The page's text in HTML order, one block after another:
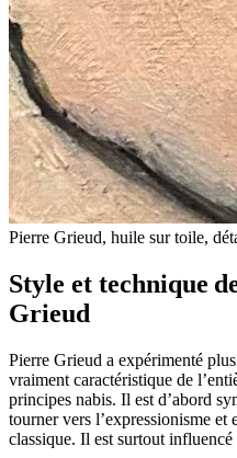
Pierre Grieud, huile sur toile,
Style et technique
Grieud
Pierre Grieud a expérimenté
vraiment caractéristique de
principes nabis. Il est d’abord
tourner vers l’expressionisme
classique. Il est surtout